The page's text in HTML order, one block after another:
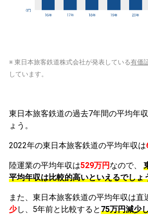
※ 東日本旅客鉄道株式会社が発表している有価
しています。
東日本旅客鉄道の過去7年間の平均年
ょう。
2022年の東日本旅客鉄道の平均年収は
陸運業の平均年収は529万円 なので、
平均年収は比較的高いといえるでしょ
また、東日本旅客鉄道の平均年収は直
少し、5年前と比較すると75万円減少